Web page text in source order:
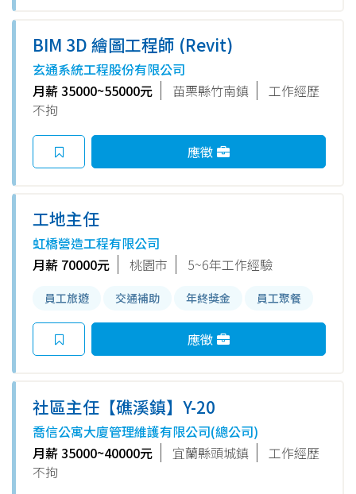
BIM 3D 繪圖工程師 (Revit)
玄通系統工程股份有限公司
月薪 35000~55000元
苗栗縣竹南鎮
工作經歷
不拘
應徵
工地主任
虹橋營造工程有限公司
月薪 70000元
桃園市 5~6年工作經驗
員工旅遊 交通補助 年終獎金 員工聚餐
應徵
社區主任【礁溪鎮】Y-20
喬信公寓大廈管理維護有限公司(總公司)
月薪 35000~40000元
宜蘭縣頭城鎮
工作經歷
不拘